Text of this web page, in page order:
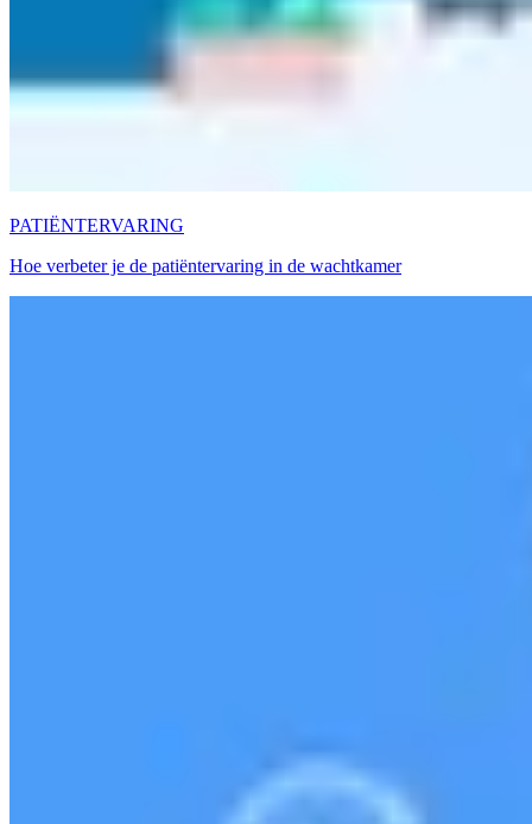
PATIËNTERVARING
Hoe verbeter je de patiëntervaring in de wachtkamer